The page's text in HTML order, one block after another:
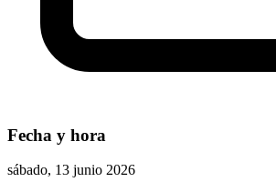
Fecha y hora
sábado, 13 junio 2026